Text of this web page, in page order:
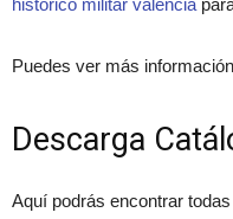
Puedes ver más
Descarga
Aquí podrás encontrar